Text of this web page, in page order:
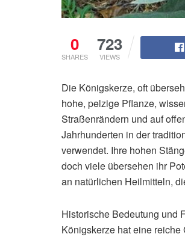
0
SHARES
723
VIEWS
Die Königskerze, oft
hohe, pelzige Pflanze,
Straßenrändern und auf
Jahrhunderten in der
verwendet. Ihre hohen
doch viele übersehen ihr
an natürlichen Heilmitteln,
Historische Bedeutung und
Königskerze hat eine